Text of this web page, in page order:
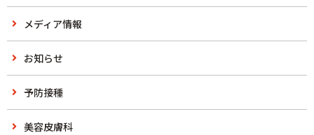
メディア情報
お知らせ
予防接種
美容皮膚科